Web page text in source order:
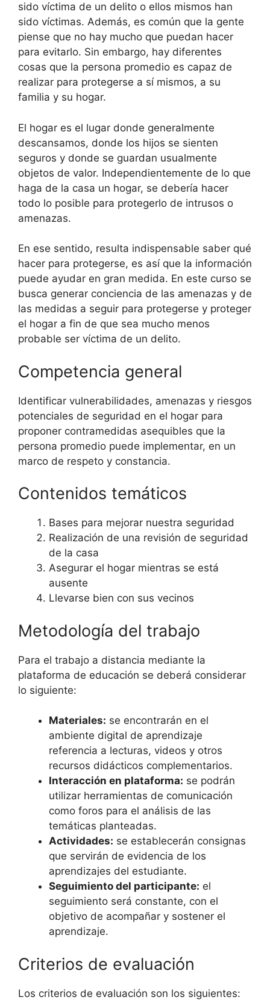
sido víctima de un delito o ellos mismos han
sido víctimas. Además, es común que la gente
piense que no hay mucho que puedan hacer
para evitarlo. Sin embargo, hay diferentes
cosas que la persona promedio es capaz de
realizar para protegerse a sí mismos, a su
familia y su hogar.
El hogar es el lugar donde generalmente
descansamos, donde los hijos se sienten
seguros y donde se guardan usualmente
objetos de valor. Independientemente de lo que
haga de la casa un hogar, se debería hacer
todo lo posible para protegerlo de intrusos o
amenazas.
En ese sentido, resulta indispensable saber qué
hacer para protegerse, es así que la información
puede ayudar en gran medida. En este curso se
busca generar conciencia de las amenazas y de
las medidas a seguir para protegerse y proteger
el hogar a fin de que sea mucho menos
probable ser víctima de un delito.
Competencia general
Identificar vulnerabilidades, amenazas y riesgos
potenciales de seguridad en el hogar para
proponer contramedidas asequibles que la
persona promedio puede implementar, en un
marco de respeto y constancia.
Contenidos temáticos
Bases para mejorar nuestra seguridad
Realización de una revisión de seguridad
de la casa
Asegurar el hogar mientras se está
ausente
Llevarse bien con sus vecinos
Metodología del trabajo
Para el trabajo a distancia mediante la
plataforma de educación se deberá considerar
lo siguiente:
Materiales: se encontrarán en el
ambiente digital de aprendizaje
referencia a lecturas, videos y otros
recursos didácticos complementarios.
Interacción en plataforma: se podrán
utilizar herramientas de comunicación
como foros para el análisis de las
temáticas planteadas.
Actividades: se establecerán consignas
que servirán de evidencia de los
aprendizajes del estudiante.
Seguimiento del participante: el
seguimiento será constante, con el
objetivo de acompañar y sostener el
aprendizaje.
Criterios de evaluación
Los criterios de evaluación son los siguientes: